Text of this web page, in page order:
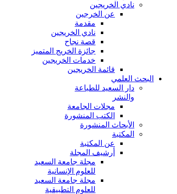
نادي الخريجين
عن الخرجين
مقدمة
نادي الخريجين
قصة نجاح
جائزة الخريج المتميز
خدمات الخريجين
قائمة الخريجين
البحث العلمي
دار السعيد للطباعة
والنشر
مجلات الجامعة
الكتب المنشورة
الأبحاث المنشورة
المكتبة
عن المكتبة
أرشيف المجلة
مجلة جامعة السعيد
للعلوم الإنسانية
مجلة جامعة السعيد
للعلوم التطبيقية